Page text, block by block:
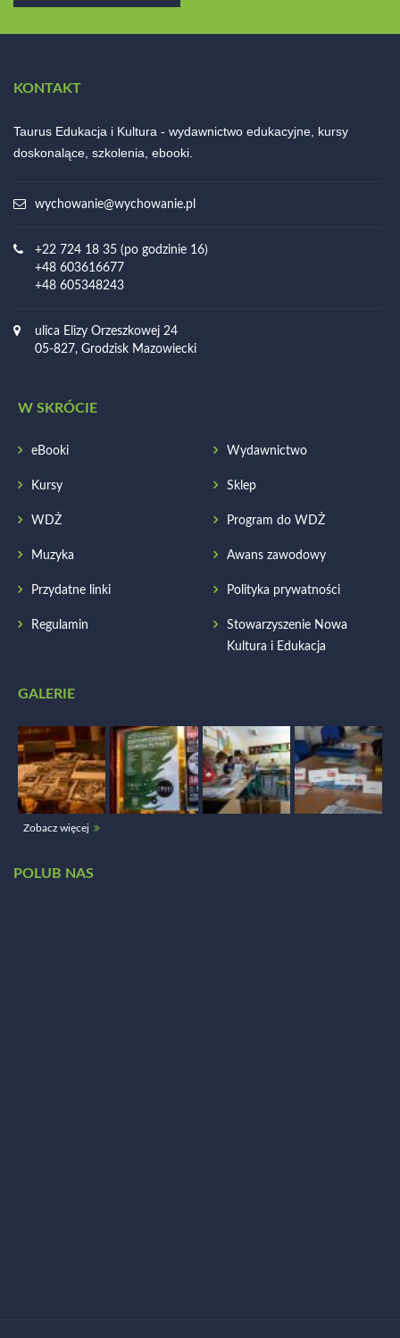
KONTAKT
Taurus Edukacja i Kultura - wydawnictwo edukacyjne, kursy
doskonalące, szkolenia, ebooki.
wychowanie@wychowanie.pl
+22 724 18 35 (po godzinie 16)
+48 603616677
+48 605348243
ulica Elizy Orzeszkowej 24
05-827, Grodzisk Mazowiecki
W SKRÓCIE
eBooki Wydawnictwo
Kursy Sklep
WDŻ Program do WDŻ
Muzyka Awans zawodowy
Przydatne linki Polityka prywatności
Regulamin
Stowarzyszenie Nowa
Kultura i Edukacja
GALERIE
Zobacz więcej
POLUB NAS